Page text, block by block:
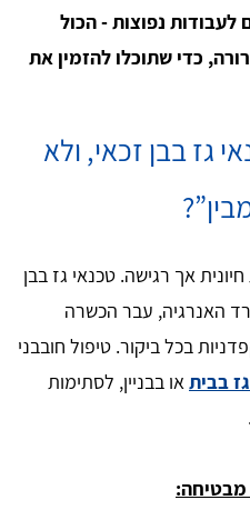
לעבודות נפוצות - הכול
כדי שתוכלו להזמין את
גז בבן זכאי, ולא
אך רגישה. טכנאי גז בבן
האנרגיה, עבר הכשרה
בכל ביקור. טיפול חובבני
בביתאו בבניין, לסתימות